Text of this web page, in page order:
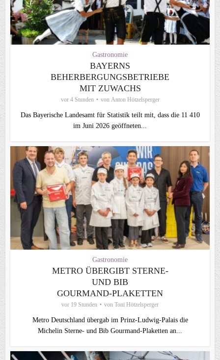
Gastronomie
BAYERNS
BEHERBERGUNGSBETRIEBE
MIT ZUWACHS
vor 4 Stunden von Anton Hötzelsperger
Das Bayerische Landesamt für Statistik teilt mit, dass die 11 410
im Juni 2026 geöffneten...
Gastronomie
METRO ÜBERGIBT STERNE-
UND BIB
GOURMAND‑PLAKETTEN
vor 19 Stunden von Toni Hötzelsperger
Metro Deutschland übergab im Prinz-Ludwig-Palais die
Michelin Sterne- und Bib Gourmand-Plaketten an...